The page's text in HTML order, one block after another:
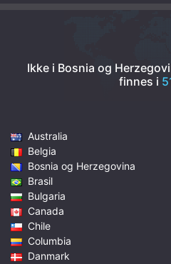
Ikke i Bosnia og
finnes i
Australia
Belgia
Bosnia og Herzegovina
Brasil
Bulgaria
Canada
Chile
Columbia
Danmark